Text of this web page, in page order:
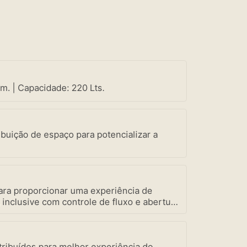
| Capacidade: 220 Lts.
de espaço para potencializar a
proporcionar uma experiência de
com controle de fluxo e abertura